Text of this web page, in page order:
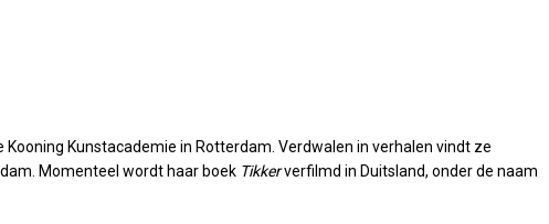
Kunstacademie in Rotterdam. Verdwalen in verhalen vindt ze
Momenteel wordt haar boek Tikkerverfilmd in Duitsland, onder de naam